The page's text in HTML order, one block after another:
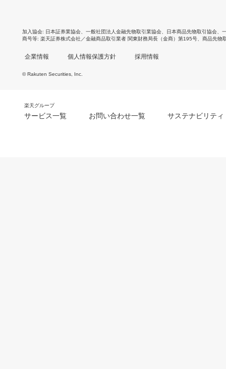
加入協会 日本証券業協会 一般社団法人金融先物取引業協会 日本商品先物取引協会
商号等 楽天証券株式会社／金融商品取引業者 関東財務局長（金商）第195号、商品先物
企業情報 個人情報保護方針 採用情報
© Rakuten Securities, Inc.
楽天グループ
サービス一覧 お問い合わせ一覧 サステナビリティ